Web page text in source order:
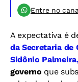
Entre no
A expectativa é
da Secretaria de
Sidônio Palmeira,
governo que